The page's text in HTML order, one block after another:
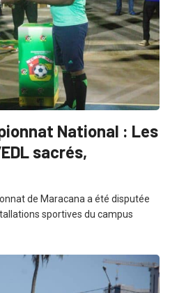
National : Les
sacrés,
de Maracana a été disputée
sportives du campus